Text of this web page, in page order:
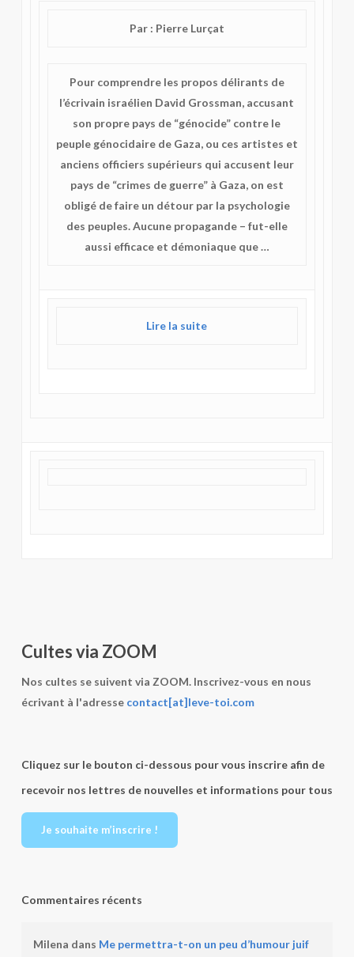
Par : Pierre Lurçat
Pour comprendre les propos délirants de
l’écrivain israélien David Grossman, accusant
son propre pays de “génocide” contre le
peuple génocidaire de Gaza, ou ces artistes et
anciens officiers supérieurs qui accusent leur
pays de “crimes de guerre” à Gaza, on est
obligé de faire un détour par la psychologie
des peuples. Aucune propagande – fut-elle
aussi efficace et démoniaque que …
Lire la suite
Cultes via ZOOM
Nos cultes se suivent via ZOOM. Inscrivez-vous en nous
écrivant à l'adresse contact[at]leve-toi.com
Cliquez sur le bouton ci-dessous pour vous inscrire afin de
recevoir nos lettres de nouvelles et informations pour tous
Je souhaite m’inscrire !
Commentaires récents
Milena dans Me permettra-t-on un peu d’humour juif